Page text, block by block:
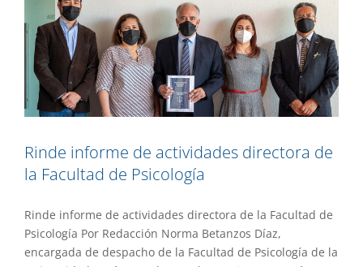
Rinde informe de actividades directora de
la Facultad de Psicología
Rinde informe de actividades directora de la Facultad de
Psicología Por Redacción Norma Betanzos Díaz,
encargada de despacho de la Facultad de Psicología de la